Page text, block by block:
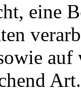
eine